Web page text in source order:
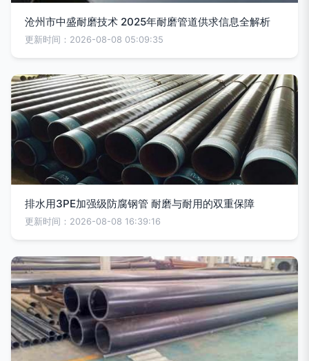
沧州市中盛耐磨技术 2025年耐磨管道供求信息全解析
更新时间：2026-08-08 05:09:35
排水用3PE加强级防腐钢管 耐磨与耐用的双重保障
更新时间：2026-08-08 16:39:16